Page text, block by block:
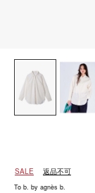
SALE 返品不可
To b. by agnès b.